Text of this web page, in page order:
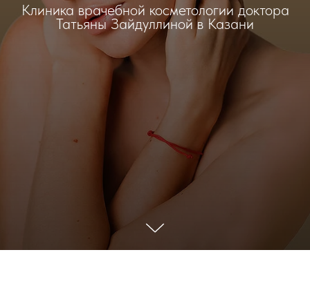
Клиника врачебной косметологии доктора
Татьяны Зайдуллиной в Казани